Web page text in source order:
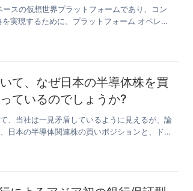
スの仮想世界プラットフォームであり、コン
実現するために、プラットフォーム オペレ…
て、なぜ日本の半導体株を買
ているのでしょうか?
、当社は一見矛盾しているように見えるが、論
日本の半導体関連株の買いポジションと、ド